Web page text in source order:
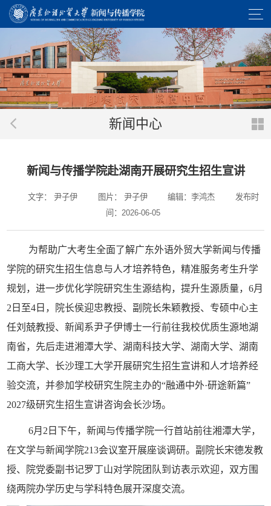
新闻中心
新闻与传播学院赴湖南开展研究生招生宣讲
文字： 尹子伊 图片： 尹子伊 编辑：李鸿杰
发布时
间：2026-06-05
为帮助广大考生全面了解广东外语外贸大学新闻与传播
学院的研究生招生信息与人才培养特色，精准服务考生升学
规划，进一步优化学院研究生生源结构，提升生源质量，6月
2日至4日，院长侯迎忠教授、副院长朱颖教授、专硕中心主
任刘兢教授、新闻系尹子伊博士一行前往我校优质生源地湖
南省，先后走进湘潭大学、湖南科技大学、湖南大学、湖南
工商大学、长沙理工大学开展研究生招生宣讲和人才培养经
验交流，并参加学校研究生院主办的“融通中外·研途新篇”
2027级研究生招生宣讲咨询会长沙场。
6月2日下午，新闻与传播学院一行首站前往湘潭大学，
在文学与新闻学院213会议室开展座谈调研。副院长宋德发教
授、院党委副书记罗丁山对学院团队到访表示欢迎，双方围
绕两院办学历史与学科特色展开深度交流。